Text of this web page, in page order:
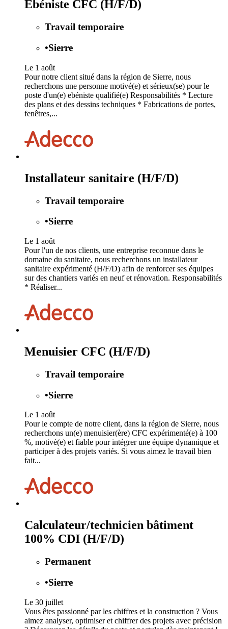
Ebéniste CFC (H/F/D)
Travail temporaire
•Sierre
Le 1 août
Pour notre client situé dans la région de Sierre, nous
recherchons une personne motivé(e) et sérieux(se) pour le
poste d'un(e) ebéniste qualifié(e) Responsabilités * Lecture
des plans et des dessins techniques * Fabrications de portes,
fenêtres,...
Installateur sanitaire (H/F/D)
Travail temporaire
•Sierre
Le 1 août
Pour l'un de nos clients, une entreprise reconnue dans le
domaine du sanitaire, nous recherchons un installateur
sanitaire expérimenté (H/F/D) afin de renforcer ses équipes
sur des chantiers variés en neuf et rénovation. Responsabilités
* Réaliser...
Menuisier CFC (H/F/D)
Travail temporaire
•Sierre
Le 1 août
Pour le compte de notre client, dans la région de Sierre, nous
recherchons un(e) menuisier(ère) CFC expérimenté(e) à 100
%, motivé(e) et fiable pour intégrer une équipe dynamique et
participer à des projets variés. Si vous aimez le travail bien
fait...
Calculateur/technicien bâtiment
100% CDI (H/F/D)
Permanent
•Sierre
Le 30 juillet
Vous êtes passionné par les chiffres et la construction ? Vous
aimez analyser, optimiser et chiffrer des projets avec précision